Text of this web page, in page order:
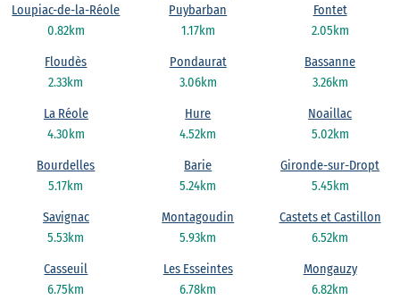
0.82km
Loupiac-de-la-Réole
1.17km
Puybarban
2.05km
Fontet
2.33km
Floudès
3.06km
Pondaurat
3.26km
Bassanne
4.30km
La Réole
4.52km
Hure
5.02km
Noaillac
5.17km
Bourdelles
5.24km
Barie
5.45km
Gironde-sur-Dropt
5.53km
Savignac
5.93km
Montagoudin
6.52km
Castets et Castillon
6.75km
Casseuil
6.78km
Les Esseintes
6.82km
Mongauzy